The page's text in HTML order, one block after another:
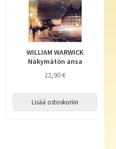
WILLIAM WARWICK
Näkymätön ansa
22,90€
Lisää ostoskoriin